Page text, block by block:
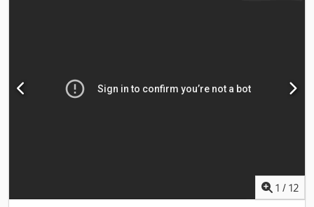
1 / 12